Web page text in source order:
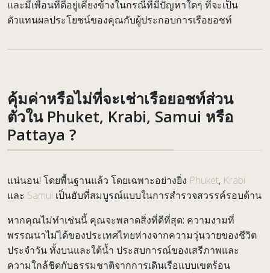
และมีเพื่อนที่ดีอยู่เคียงข้างในกรณีที่มีปัญหาใดๆ ที่จะเป็น
ตัวแทนผลประโยชน์ของคุณกับผู้ประกอบการเรือยอชท์
คุ้มค่าหรือไม่ที่จะเช่าเรือยอชท์ส่วน
ตัวใน Phuket, Krabi, Samui หรือ
Pattaya ?
แน่นอน! โดยพื้นฐานแล้ว โดยเฉพาะอย่างยิ่ง Phuket, Krabi
และ Samui เป็นฮับที่สมบูรณ์แบบในการสำรวจสวรรค์รอบด้าน
หากคุณไม่ทำเช่นนี้ คุณจะพลาดสิ่งที่ดีที่สุด: ความงามที่
พรรณนาไม่ได้ของประเทศไทยห่างจากความวุ่นวายของชีวิต
ประจำวัน ทั้งบนและใต้น้ำ ประสบการณ์ของเสรีภาพและ
ความใกล้ชิดกับธรรมชาติจากการเดินเรือแบบเขตร้อน